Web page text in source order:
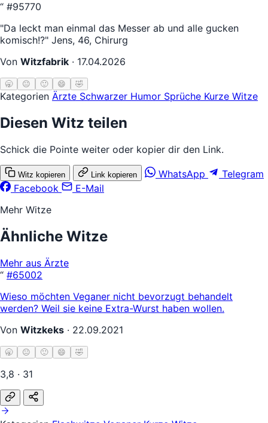
“ #95770
"Da leckt man einmal das Messer ab und alle gucken
komisch!?" Jens, 46, Chirurg
Von Witzfabrik · 17.04.2026
🥱 😐 🙂 😄 🤣
Kategorien Ärzte Schwarzer Humor Sprüche Kurze Witze
Diesen Witz teilen
Schick die Pointe weiter oder kopier dir den Link.
Witz kopieren Link kopieren WhatsApp
Telegram
Facebook
E-Mail
Mehr Witze
Ähnliche Witze
Mehr aus Ärzte
“ #65002
Wieso möchten Veganer nicht bevorzugt behandelt
werden? Weil sie keine Extra-Wurst haben wollen.
Von Witzkeks · 22.09.2021
🥱 😐 🙂 😄 🤣
3,8 · 31